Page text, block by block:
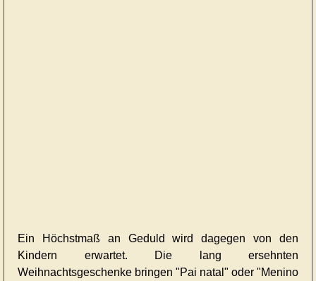
Ein Höchstmaß an Geduld wird dagegen von den
Kindern erwartet. Die lang ersehnten
Weihnachtsgeschenke bringen "Pai natal" oder "Menino